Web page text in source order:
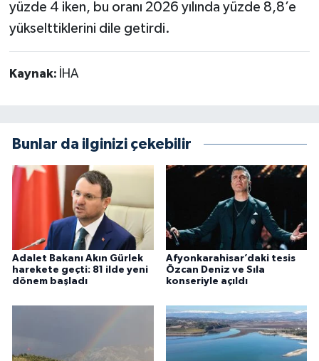
yüzde 4 iken, bu oranı 2026 yılında yüzde 8,8’e
yükselttiklerini dile getirdi.
Kaynak: İHA
Bunlar da ilginizi çekebilir
Adalet Bakanı Akın Gürlek
harekete geçti: 81 ilde yeni
dönem başladı
Afyonkarahisar’daki tesis
Özcan Deniz ve Sıla
konseriyle açıldı